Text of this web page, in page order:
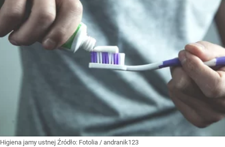
Higiena jamy ustnej Źródło: Fotolia / andranik123